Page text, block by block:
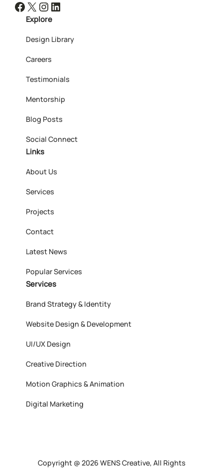
Facebook X Instagram LinkedIn
Explore
Design Library
Careers
Testimonials
Mentorship
Blog Posts
Social Connect
Links
About Us
Services
Projects
Contact
Latest News
Popular Services
Services
Brand Strategy & Identity
Website Design & Development
UI/UX Design
Creative Direction
Motion Graphics & Animation
Digital Marketing
Copyright @ 2026 WENS Creative, All Rights